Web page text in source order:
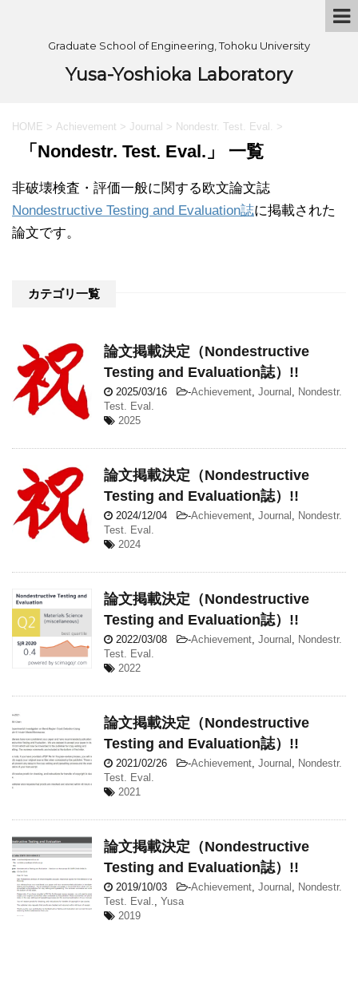
Graduate School of Engineering, Tohoku University
Yusa-Yoshioka Laboratory
HOME > Achievement > Journal > Nondestr. Test. Eval. >
「Nondestr. Test. Eval.」 一覧
非破壊検査・評価一般に関する欧文論文誌
Nondestructive Testing and Evaluation誌に掲載された
論文です。
カテゴリ一覧
論文掲載決定（Nondestructive
Testing and Evaluation誌）!!
2025/03/16 -Achievement, Journal , Nondestr.
Test. Eval.
2025
論文掲載決定（Nondestructive
Testing and Evaluation誌）!!
2024/12/04 -Achievement, Journal , Nondestr.
Test. Eval.
2024
論文掲載決定（Nondestructive
Testing and Evaluation誌）!!
2022/03/08 -Achievement, Journal , Nondestr.
Test. Eval.
2022
論文掲載決定（Nondestructive
Testing and Evaluation誌）!!
2021/02/26 -Achievement, Journal , Nondestr.
Test. Eval.
2021
論文掲載決定（Nondestructive
Testing and Evaluation誌）!!
2019/10/03 -Achievement, Journal , Nondestr.
Test. Eval., Yusa
2019